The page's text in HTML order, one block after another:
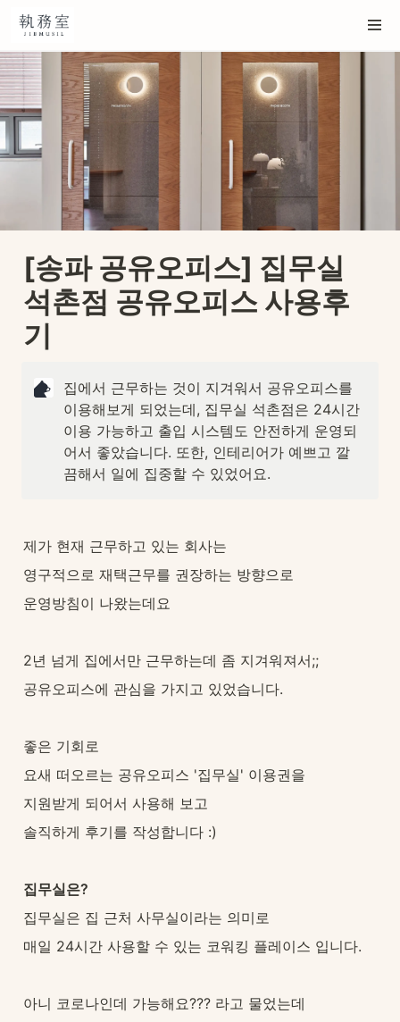
[송파 공유오피스] 집무실
석촌점 공유오피스 사용후
기
집에서 근무하는 것이 지겨워서 공유오피스를
이용해보게 되었는데, 집무실 석촌점은 24시간
이용 가능하고 출입 시스템도 안전하게 운영되
어서 좋았습니다. 또한, 인테리어가 예쁘고 깔
끔해서 일에 집중할 수 있었어요.
제가 현재 근무하고 있는 회사는
영구적으로 재택근무를 권장하는 방향으로
운영방침이 나왔는데요
2년 넘게 집에서만 근무하는데 좀 지겨워져서;;
공유오피스에 관심을 가지고 있었습니다.
좋은 기회로
요새 떠오르는 공유오피스 '집무실' 이용권을
지원받게 되어서 사용해 보고
솔직하게 후기를 작성합니다 :)
집무실은?
집무실은 집 근처 사무실이라는 의미로
매일 24시간 사용할 수 있는 코워킹 플레이스 입니다.
아니 코로나인데 가능해요??? 라고 물었는데